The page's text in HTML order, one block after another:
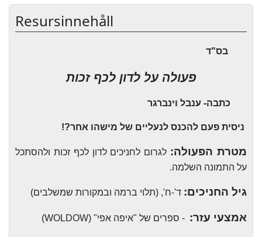
Resursinnehåll
בס"ד
פעולה על לדון לכף זכות
כתבה- ענבל וינברגר
ניסית פעם להכנס לנעליים של מישהו אחר?!
מטרת הפעולה: לגרום לחניכים לדון לכף זכות ולהסתכל
על התמונה השלמה.
גיל החניכים: ד'-ח', (תלוי ברמה ובמקורות שמשלבים)
אמצעי עזר: - ספרים של "איפה אפי" (WOLDOW
)